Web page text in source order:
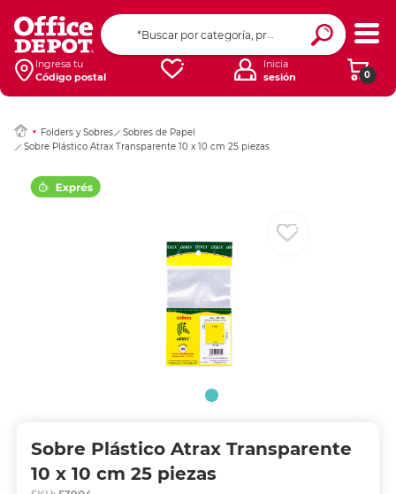
Ingresa tu
Código postal
0
Inicia
sesión
Folders y Sobres
Sobres de Papel
Sobre Plástico Atrax Transparente 10 x 10 cm 25 piezas
Sobre Plástico Atrax Transparente
10 x 10 cm 25 piezas
Ingresar Codigo